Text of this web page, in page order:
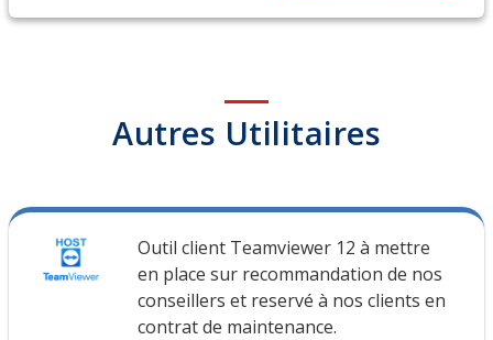
Autres Utilitaires
Outil client Teamviewer 12 à mettre
en place sur recommandation de nos
conseillers et reservé à nos clients en
contrat de maintenance.